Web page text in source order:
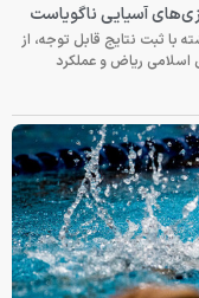
با ثبت نتایج قابل توجه، از
ریاض و عملکرد